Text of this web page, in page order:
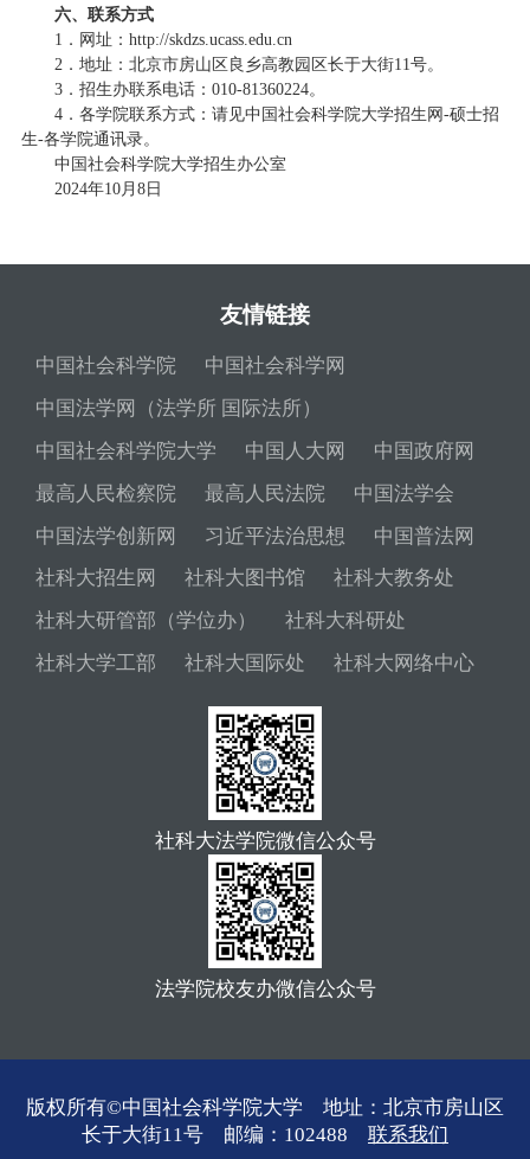
六、联系方式
1．网址：http://skdzs.ucass.edu.cn
2．地址：北京市房山区良乡高教园区长于大街11号。
3．招生办联系电话：010-81360224。
4．各学院联系方式：请见中国社会科学院大学招生网-硕士招
生-各学院通讯录。
中国社会科学院大学招生办公室
2024年10月8日
友情链接
中国社会科学院
中国社会科学网
中国法学网（法学所 国际法所）
中国社会科学院大学
中国人大网
中国政府网
最高人民检察院
最高人民法院
中国法学会
中国法学创新网
习近平法治思想
中国普法网
社科大招生网
社科大图书馆
社科大教务处
社科大研管部（学位办）
社科大科研处
社科大学工部
社科大国际处 社科大网络中心
社科大法学院微信公众号
法学院校友办微信公众号
版权所有©中国社会科学院大学 地址：北京市房山区
长于大街11号 邮编：102488 联系我们